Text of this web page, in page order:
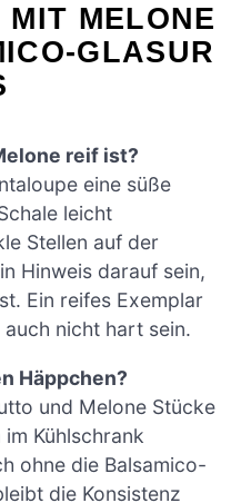
MELONE
GLASUR
reif ist?
eine süße
leicht
Stellen auf der
Hinweis darauf sein,
Ein reifes Exemplar
nicht hart sein.
Häppchen?
und Melone Stücke
Kühlschrank
ohne die Balsamico-
die Konsistenz